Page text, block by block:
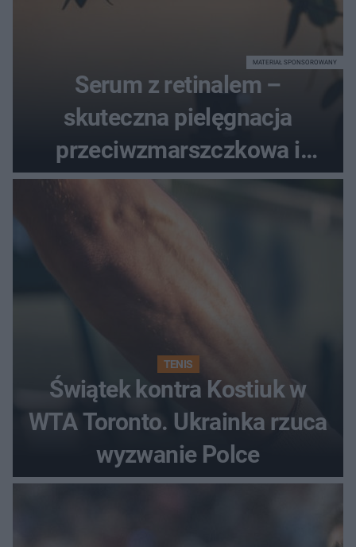
Serum z retinalem –
skuteczna pielęgnacja
przeciwzmarszczkowa i
regenerująca
MATERIAŁ SPONSOROWANY
TENIS
Świątek kontra Kostiuk w
WTA Toronto. Ukrainka rzuca
wyzwanie Polce